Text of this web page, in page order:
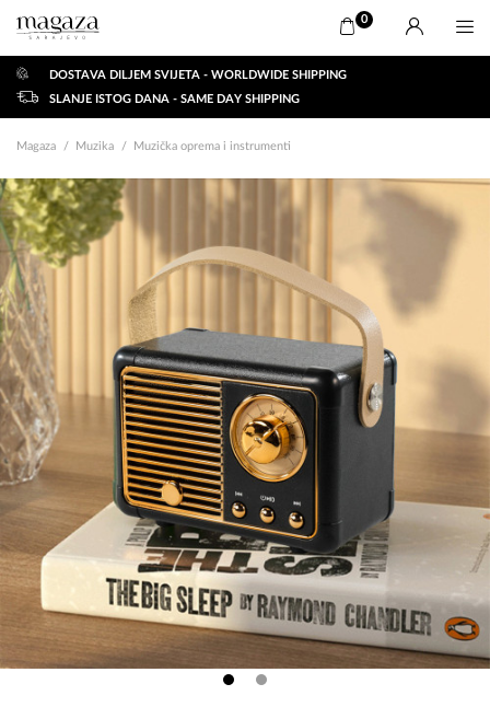
0
DOSTAVA DILJEM SVIJETA - WORLDWIDE SHIPPING
SLANJE ISTOG DANA - SAME DAY SHIPPING
Magaza Muzika Muzička oprema i instrumenti